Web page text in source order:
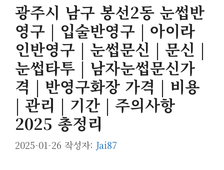
광주시 남구 봉선2동 눈썹반
영구 | 입술반영구 | 아이라
인반영구 | 눈썹문신 | 문신 |
눈썹타투 | 남자눈썹문신가
격 | 반영구화장 가격 | 비용
| 관리 | 기간 | 주의사항
2025 총정리
2025-01-26 작성자: Jai87